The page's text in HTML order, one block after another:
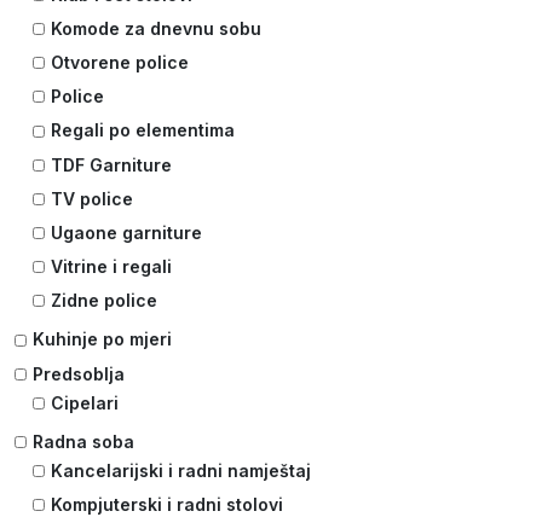
Komode za dnevnu sobu
Otvorene police
Police
Regali po elementima
TDF Garniture
TV police
Ugaone garniture
Vitrine i regali
Zidne police
Kuhinje po mjeri
Predsoblja
Cipelari
Radna soba
Kancelarijski i radni namještaj
Kompjuterski i radni stolovi